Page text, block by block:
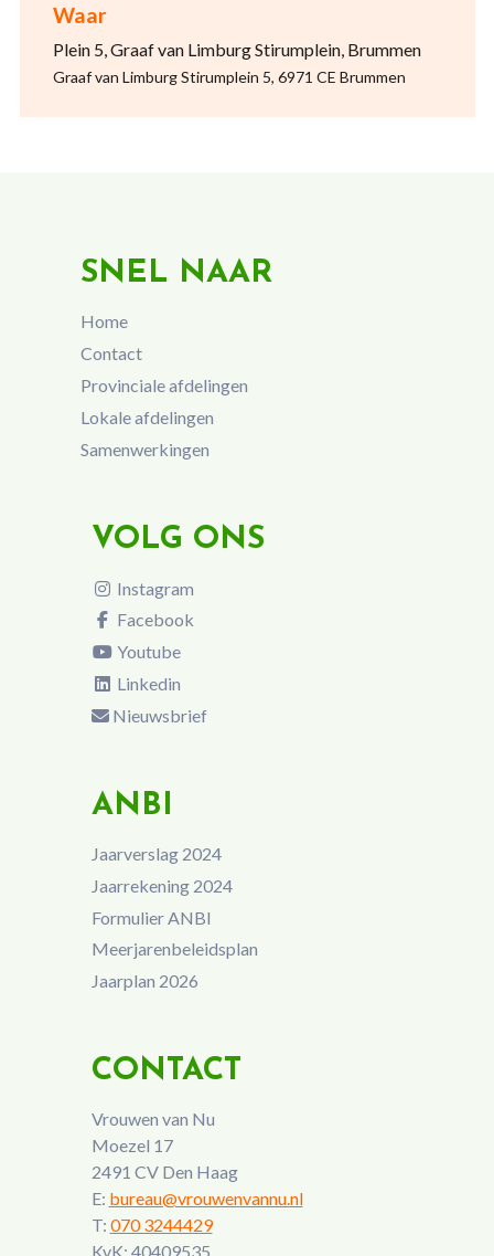
Waar
Plein 5, Graaf van Limburg Stirumplein, Brummen
Graaf van Limburg Stirumplein 5, 6971 CE Brummen
SNEL NAAR
Home
Contact
Provinciale afdelingen
Lokale afdelingen
Samenwerkingen
VOLG ONS
Instagram
Facebook
Youtube
Linkedin
Nieuwsbrief
ANBI
Jaarverslag 2024
Jaarrekening 2024
Formulier ANBI
Meerjarenbeleidsplan
Jaarplan 2026
CONTACT
Vrouwen van Nu
Moezel 17
2491 CV Den Haag
E: bureau@vrouwenvannu.nl
T: 070 3244429
KvK: 40409535